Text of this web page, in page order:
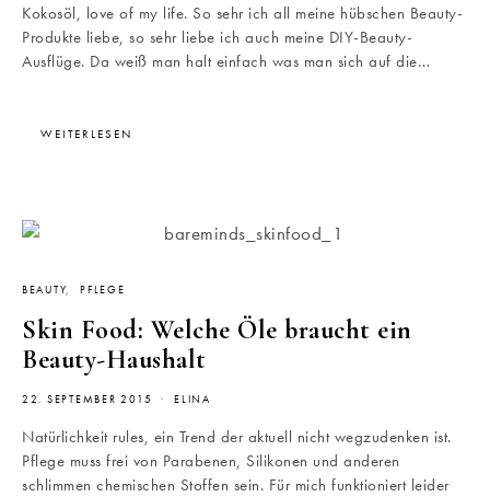
Kokosöl, love of my life. So sehr ich all meine hübschen Beauty-
Produkte liebe, so sehr liebe ich auch meine DIY-Beauty-
Ausflüge. Da weiß man halt einfach was man sich auf die…
WEITERLESEN
BEAUTY PFLEGE
Skin Food: Welche Öle braucht ein
Beauty-Haushalt
22. SEPTEMBER 2015 ELINA
Natürlichkeit rules, ein Trend der aktuell nicht wegzudenken ist.
Pflege muss frei von Parabenen, Silikonen und anderen
schlimmen chemischen Stoffen sein. Für mich funktioniert leider